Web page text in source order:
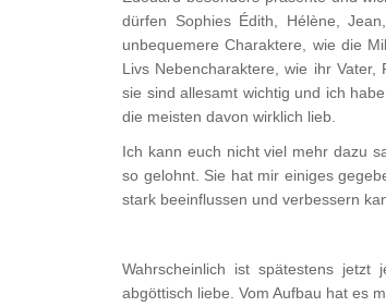
dürfen Sophies Édith, Hélène,
unbequemere Charaktere, wie die
Livs Nebencharaktere, wie ihr
sie sind allesamt wichtig und ich
die meisten davon wirklich lieb.
Ich kann euch nicht viel mehr dazu
so gelohnt. Sie hat mir einiges
stark beeinflussen und verbessern
Wahrscheinlich ist spätestens
abgöttisch liebe. Vom Aufbau hat es